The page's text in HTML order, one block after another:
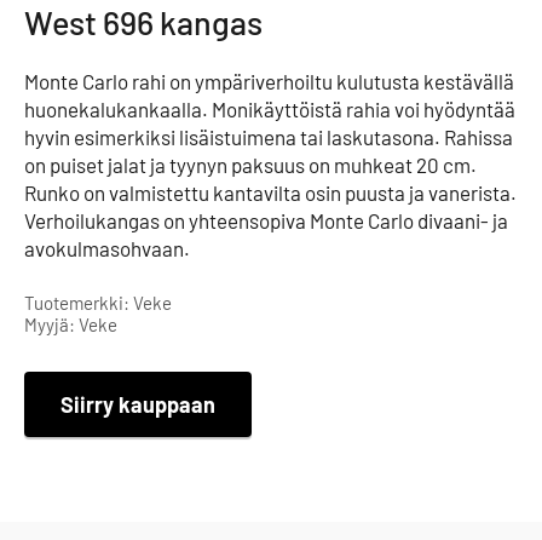
West 696 kangas
Monte Carlo rahi on ympäriverhoiltu kulutusta kestävällä
huonekalukankaalla. Monikäyttöistä rahia voi hyödyntää
hyvin esimerkiksi lisäistuimena tai laskutasona. Rahissa
on puiset jalat ja tyynyn paksuus on muhkeat 20 cm.
Runko on valmistettu kantavilta osin puusta ja vanerista.
Verhoilukangas on yhteensopiva Monte Carlo divaani- ja
avokulmasohvaan.
Tuotemerkki: Veke
Myyjä: Veke
Siirry kauppaan